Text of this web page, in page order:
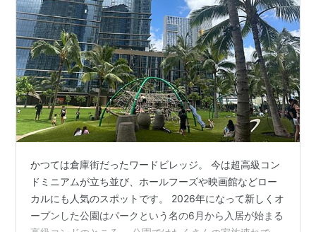
かつては倉庫街だったワードビレッジ。 今は超高級コン
ドミニアムが立ち並び、ホールフーズや映画館などロー
カルにも人気のスポットです。 2026年になって新しくオ
ープンした公園はパークという名の6月から入居が始まる